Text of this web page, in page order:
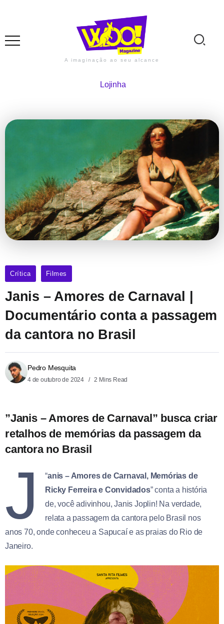
A imaginação ao seu alcance
Lojinha
Crítica Filmes
Janis – Amores de Carnaval |
Documentário conta a passagem
da cantora no Brasil
Pedro Mesquita
4 de outubro de 2024 2 Mins Read
”Janis – Amores de Carnaval” busca criar
retalhos de memórias da passagem da
cantora no Brasil
“
J
anis – Amores de Carnaval, Memórias de
Ricky Ferreira e Convidados” conta a história
de, você adivinhou, Janis Joplin! Na verdade,
relata a passagem da cantora pelo Brasil nos
anos 70, onde conheceu a Sapucaí e as praias do Rio de
Janeiro.